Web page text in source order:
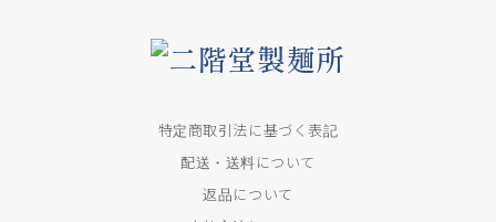
特定商取引法に基づく表記
配送・送料について
返品について